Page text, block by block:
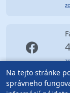
Na tejto stránke
správneho